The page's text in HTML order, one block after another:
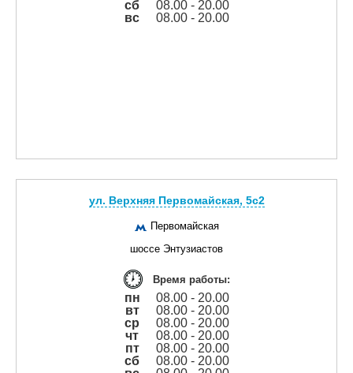
сб
08.00 - 20.00
вс
08.00 - 20.00
ул. Верхняя Первомайская, 5с2
Первомайская
шоссе Энтузиастов
Время работы:
пн
08.00 - 20.00
вт
08.00 - 20.00
ср
08.00 - 20.00
чт
08.00 - 20.00
пт
08.00 - 20.00
сб
08.00 - 20.00